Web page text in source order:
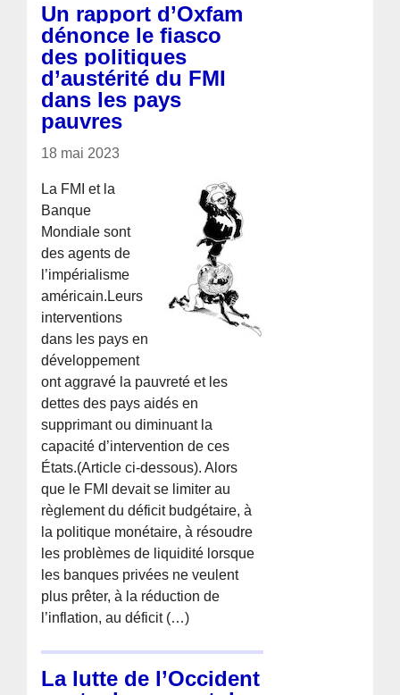
Un rapport d’Oxfam
dénonce le fiasco
des politiques
d’austérité du FMI
dans les pays
pauvres
18 mai 2023
La FMI et la
Banque
Mondiale sont
des agents de
l’impérialisme
américain.Leurs
interventions
dans les pays en
développement
ont aggravé la pauvreté et les
dettes des pays aidés en
supprimant ou diminuant la
capacité d’intervention de ces
États.(Article ci-dessous). Alors
que le FMI devait se limiter au
règlement du déficit budgétaire, à
la politique monétaire, à résoudre
les problèmes de liquidité lorsque
les banques privées ne veulent
plus prêter, à la réduction de
l’inflation, au déficit (…)
La lutte de l’Occident